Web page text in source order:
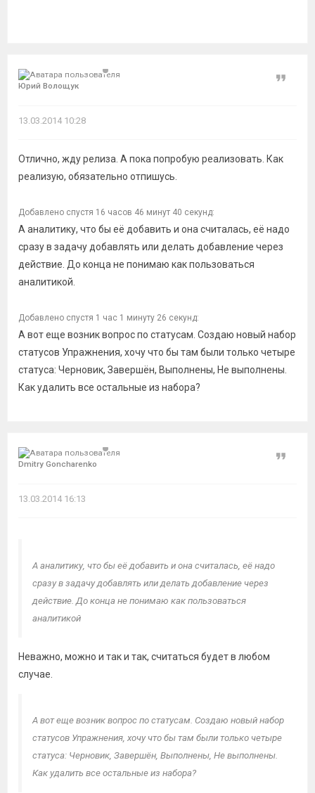
Юрий Волощук
Цитата
13.03.2014 10:28
Отлично, жду релиза. А пока попробую реализовать. Как
реализую, обязательно отпишусь.
Добавлено спустя 16 часов 46 минут 40 секунд:
А аналитику, что бы её добавить и она считалась, её надо
сразу в задачу добавлять или делать добавление через
действие. До конца не понимаю как пользоваться
аналитикой.
Добавлено спустя 1 час 1 минуту 26 секунд:
А вот еще возник вопрос по статусам. Создаю новый набор
статусов Упражнения, хочу что бы там были только четыре
статуса: Черновик, Завершён, Выполнены, Не выполнены.
Как удалить все остальные из набора?
Dmitry Goncharenko
Цитата
13.03.2014 16:13
А аналитику, что бы её добавить и она считалась, её надо
сразу в задачу добавлять или делать добавление через
действие. До конца не понимаю как пользоваться
аналитикой
Неважно, можно и так и так, считаться будет в любом
случае.
А вот еще возник вопрос по статусам. Создаю новый набор
статусов Упражнения, хочу что бы там были только четыре
статуса: Черновик, Завершён, Выполнены, Не выполнены.
Как удалить все остальные из набора?